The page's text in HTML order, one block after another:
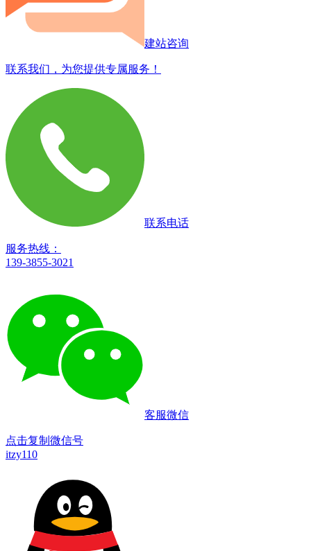
建站咨询
联系我们，为您提供专属服务！
联系电话
服务热线：
139-3855-3021
客服微信
点击复制微信号
itzy110